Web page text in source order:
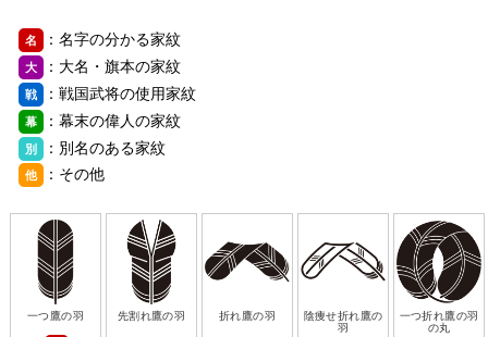
名 ：名字の分かる家紋
大 ：大名・旗本の家紋
戦 ：戦国武将の使用家紋
幕 ：幕末の偉人の家紋
別 ：別名のある家紋
他 ：その他
一つ鷹の羽 先割れ鷹の羽 折れ鷹の羽
陰痩せ折れ鷹の
羽
一つ折れ鷹の羽
の丸